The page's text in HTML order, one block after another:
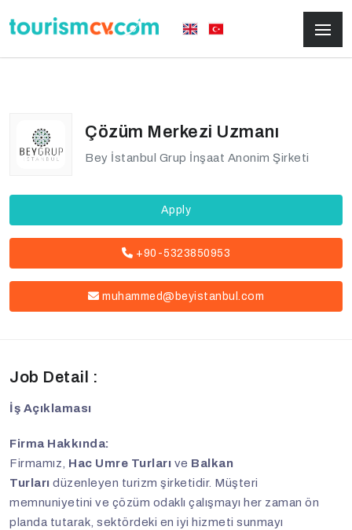
Çözüm Merkezi Uzmanı
Bey İstanbul Grup İnşaat Anonim Şirketi
Apply
+90-5323850953
muhammed@beyistanbul.com
Job Detail :
İş Açıklaması
Firma Hakkında:
Firmamız, Hac Umre Turları ve Balkan
Turları düzenleyen turizm şirketidir. Müşteri
memnuniyetini ve çözüm odaklı çalışmayı her zaman ön
planda tutarak, sektördeki en iyi hizmeti sunmayı